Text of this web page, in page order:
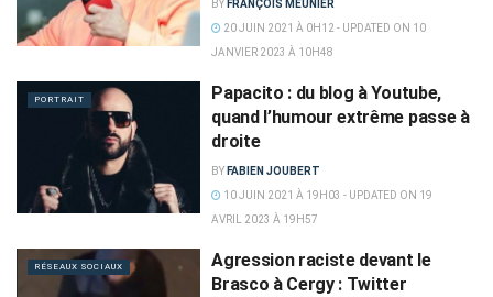
BY FRANÇOIS MEUNIER
20 JUIN 2021 À 0H12 - UPDATED ON 10
JANVIER 2023 À 10H48
PORTRAIT
Papacito : du blog à Youtube,
quand l’humour extrême passe à
droite
BY FABIEN JOUBERT
10 JUIN 2021 À 19H03 - UPDATED ON 19
AVRIL 2023 À 19H57
RÉSEAUX SOCIAUX
Agression raciste devant le
Brasco à Cergy : Twitter